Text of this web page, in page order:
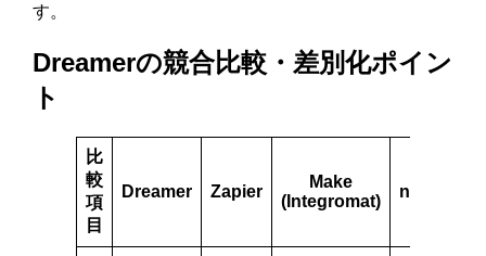
す。
Dreamerの競合比較・差別化ポイン
ト
比
較
項
目
Dreamer Zapier
Make
(Integromat)
n8n